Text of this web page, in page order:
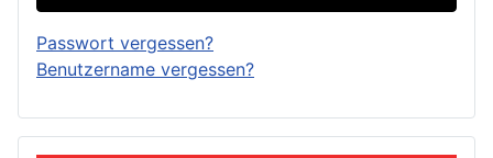
Passwort vergessen?
Benutzername vergessen?